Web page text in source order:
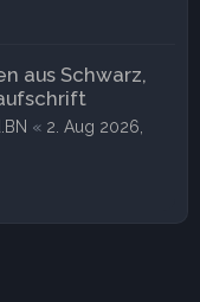
aus Schwarz,
« 2. Aug 2026,